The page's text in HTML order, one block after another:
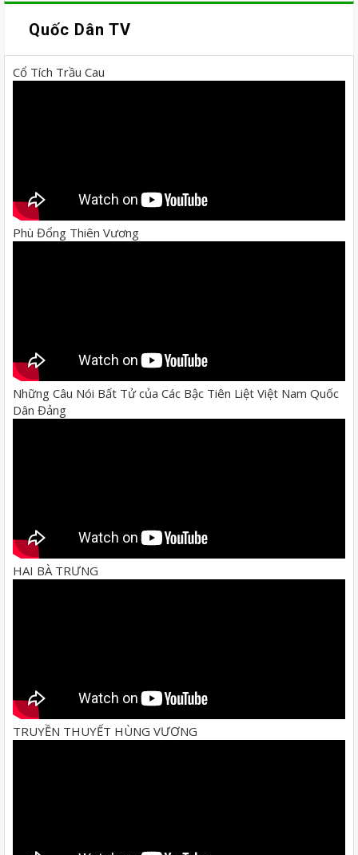
Quốc Dân TV
Cổ Tích Trầu Cau
Phù Đổng Thiên Vương
Những Câu Nói Bất Tử của Các Bậc Tiên Liệt Việt Nam Quốc
Dân Đảng
HAI BÀ TRƯNG
TRUYỀN THUYẾT HÙNG VƯƠNG